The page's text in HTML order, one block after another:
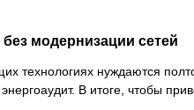
модернизации сетей
технологиях нуждаются
В итоге, чтобы